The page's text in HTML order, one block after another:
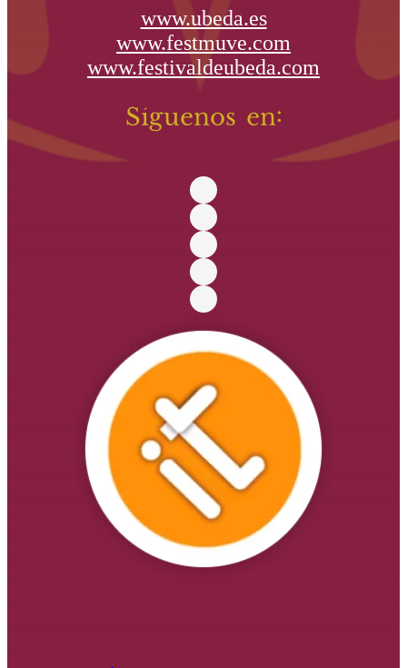
www.ubeda.es
www.festmuve.com
www.festivaldeubeda.com
Síguenos en: